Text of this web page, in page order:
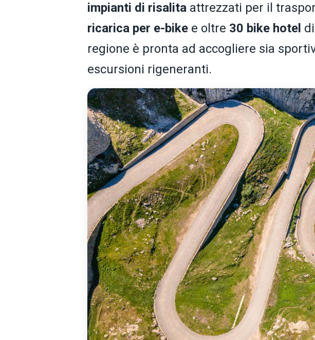
impianti di risalita attrezzati per il
ricarica per e-bike e oltre 30 bike hotel
regione è pronta ad accogliere sia
escursioni rigeneranti.